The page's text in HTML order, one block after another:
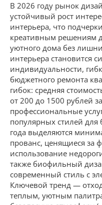
В 2026 году рынок
устойчивый рост
интерьера, что
креативным решениям
уютного дома без
интерьера становится
индивидуальности,
бюджетного ремонта
гибок: средняя
от 200 до 1500 рублей
профессиональные
популярных стилей
года выделяются
прованс, ценящиеся за
использование
также биофильный
современный стиль с
Ключевой тренд —
теплым, уютным